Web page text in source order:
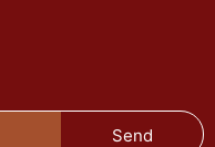
Send